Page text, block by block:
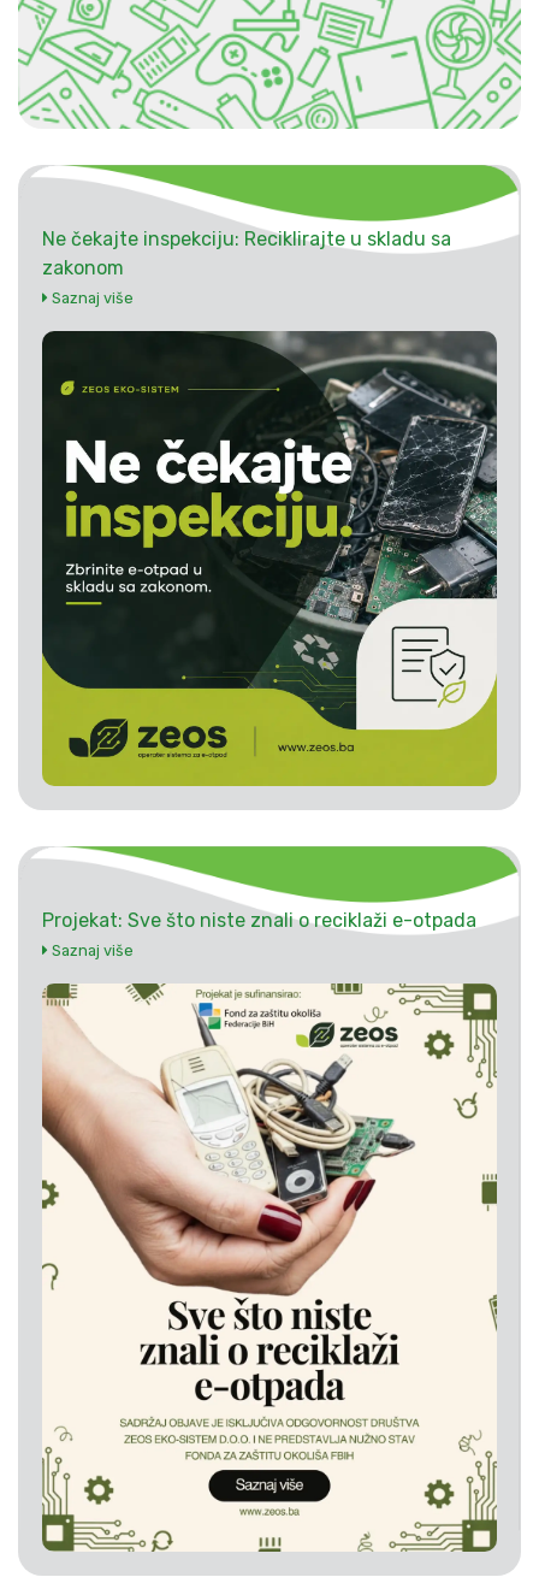
Ne čekajte inspekciju: Reciklirajte u skladu sa
zakonom
Saznaj više
Projekat: Sve što niste znali o reciklaži e-otpada
Saznaj više